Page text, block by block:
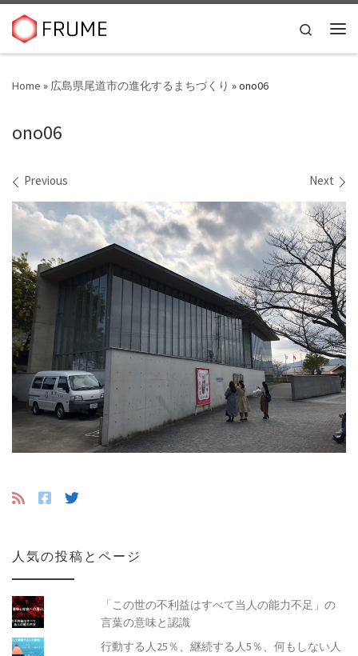
Skip to content
Search
Home » 広島県尾道市の進化するまちづくり »ono06
ono06
Images navigation
Previous Next
人気の投稿とページ
「この世の不利益はすべて当人の能力不足」の
言葉の意味と認識
行動する人25％、継続する人5％、何もしない人